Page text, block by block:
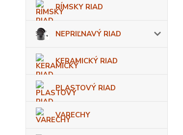
RÍMSKY RIAD
NEPRIĽNAVÝ RIAD
KERAMICKÝ RIAD
PLASTOVÝ RIAD
VARECHY